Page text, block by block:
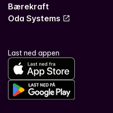
Bærekraft
Oda Systems
Last ned appen